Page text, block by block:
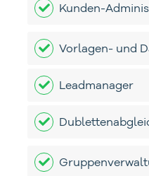
Kunden-
Vorlagen- und
Leadmanager